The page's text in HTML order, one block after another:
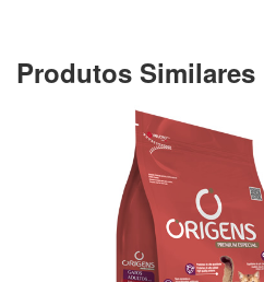
Produtos Similares